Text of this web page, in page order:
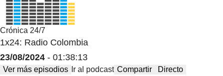
Crónica 24/7
1x24: Radio Colombia
23/08/2024 - 01:38:13
Ver más episodios Ir al podcast Compartir Directo